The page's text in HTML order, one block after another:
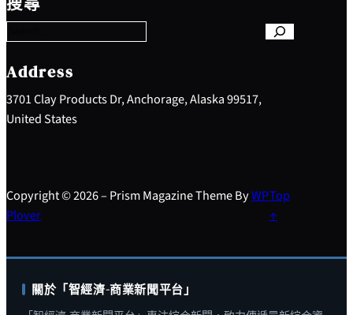
a
c
h
Address
3701 Clay Products Dr, Anchorage, Alaska 99517,
United States
Copyright © 2026 – Prism Magazine Theme ByWP
Plover
Top
↑
關於「智經濟-商業新聞平台」